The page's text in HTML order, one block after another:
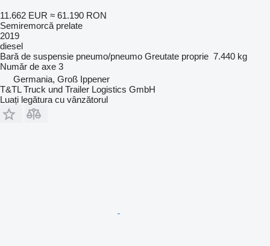
11.662 EUR ≈ 61.190 RON
Semiremorcă prelate
2019
diesel
Bară de suspensie pneumo/pneumo Greutate proprie 7.440 kg
Număr de axe 3
Germania, Groß Ippener
T&TL Truck und Trailer Logistics GmbH
Luați legătura cu vânzătorul